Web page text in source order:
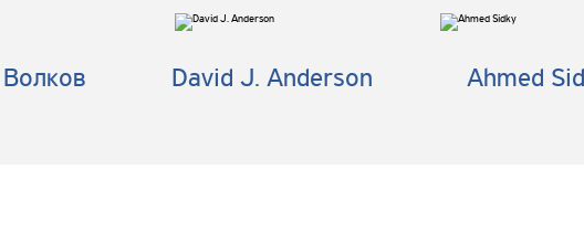
Vs Пряник в Agile
Глебов David J. Anderson Ahmed